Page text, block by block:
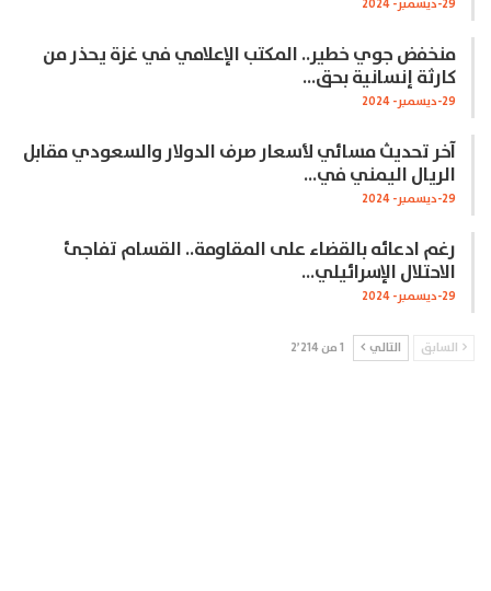
29-ديسمبر- 2024
منخفض جوي خطير.. المكتب الإعلامي في غزة يحذر من
كارثة إنسانية بحق…
29-ديسمبر- 2024
آخر تحديث مسائي لأسعار صرف الدولار والسعودي مقابل
الريال اليمني في…
29-ديسمبر- 2024
رغم ادعائه بالقضاء على المقاومة.. القسام تفاجئ
الاحتلال الإسرائيلي…
29-ديسمبر- 2024
السابق التالي 1 من 2٬214